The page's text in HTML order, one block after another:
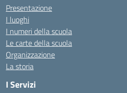
Presentazione
I luoghi
I numeri della scuola
Le carte della scuola
Organizzazione
La storia
I Servizi